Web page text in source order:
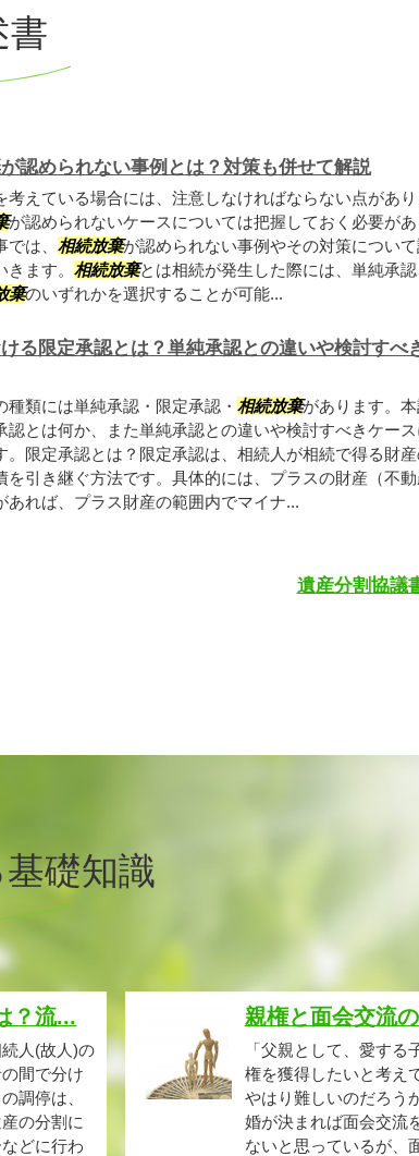
書
認められない事例とは？対策も併せて解説
考えている場合には、注意しなければならない点があ
が認められないケースについては把握しておく必要があ
は、 相続放棄が認められない事例やその対策につい
ます。 相続放棄とは相続が発生した際には、単純承
棄のいずれかを選択することが可能...
る限定承認とは？単純承認との違いや検討すべ
種類には単純承認・限定承認・ 相続放棄があります。
認とは何か、また単純承認との違いや検討すべきケー
。限定承認とは？限定承認は、相続人が相続で得る財
を引き継ぐ方法です。具体的には、プラスの財産（不
あれば、プラス財産の範囲内でマイナ...
遺産分割協議
礎知識
？流...
人(故人)の
間で分け
調停は、
の分割に
どに行わ
親権と面会交流
「父親として、愛する
権を獲得したいと考え
やはり難しいのだろう
婚が決まれば面会交流
ないと思っているが、